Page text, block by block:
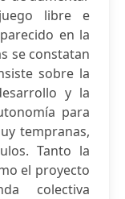
libre e
en la
se constatan
sobre la
y la
para
tempranas,
Tanto la
el proyecto
colectiva